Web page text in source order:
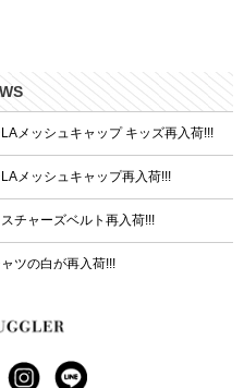
メッシュキャップ キッズ再入荷!!!
メッシュキャップ再入荷!!!
チャーズベルト再入荷!!!
ツの白が再入荷!!!